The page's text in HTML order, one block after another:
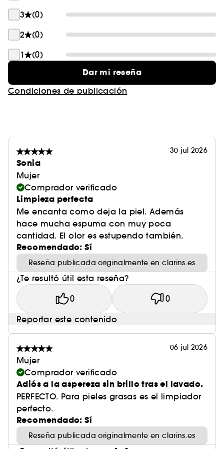
3
(0)
2
(0)
1
(0)
Dar mi reseña
Condiciones de publicación
30 jul 2026
Sonia
Mujer
Comprador verificado
Limpieza perfecta
Me encanta como deja la piel. Además
hace mucha espuma con muy poca
cantidad. El olor es estupendo también.
Recomendado: Sí
Reseña publicada originalmente en clarins.es
¿Te resultó útil esta reseña?
0 0
Reportar este contenido
06 jul 2026
Mujer
Comprador verificado
Adiós a la aspereza sin brillo tras el lavado.
PERFECTO. Para pieles grasas es el limpiador
perfecto.
Recomendado: Sí
Reseña publicada originalmente en clarins.es